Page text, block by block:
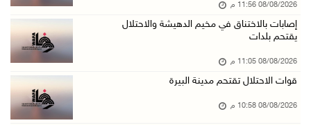
مستعمرون يقتحمون بلدة بيت عور التحتا وقرية جل ...
08/آب/2026 06:39 م
08/08/2026 11:56 م
إصابات بالاختناق في مخيم الدهيشة والاحتلال
يقتحم بلدات
08/08/2026 11:05 م
قوات الاحتلال تقتحم مدينة البيرة
08/08/2026 10:58 م